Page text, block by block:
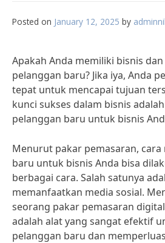
Posted on January 12, 2025 by
Apakah Anda memiliki bisnis
pelanggan baru? Jika iya, Anda
tepat untuk mencapai tujuan
kunci sukses dalam bisnis
pelanggan baru untuk bisnis
Menurut pakar pemasaran,
baru untuk bisnis Anda bisa
berbagai cara. Salah satunya
memanfaatkan media sosial.
seorang pakar pemasaran
adalah alat yang sangat efektif
pelanggan baru dan